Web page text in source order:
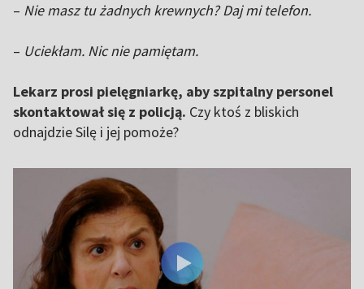
– Nie masz tu żadnych krewnych? Daj mi telefon.
– Uciekłam. Nic nie pamiętam.
Lekarz prosi pielęgniarkę, aby szpitalny personel
skontaktował się z policją. Czy ktoś z bliskich
odnajdzie Silę i jej pomoże?